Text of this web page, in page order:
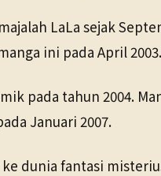
LaLa sejak
ini pada April 2003.
pada tahun 2004.
Januari 2007.
dunia fantasi